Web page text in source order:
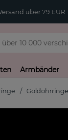
über 79 EUR
Armbänder
Goldohrringe